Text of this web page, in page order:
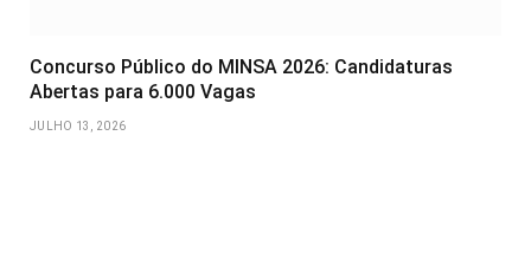
Concurso Público do MINSA 2026: Candidaturas
Abertas para 6.000 Vagas
JULHO 13, 2026